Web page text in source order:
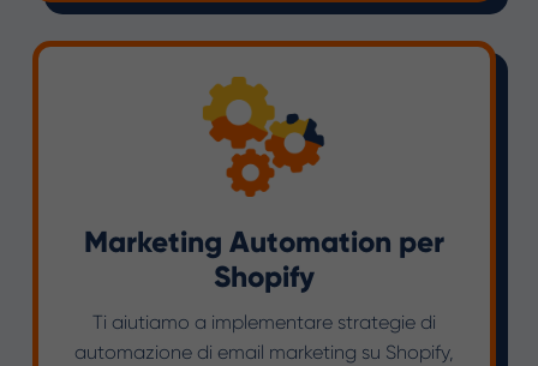
Marketing Automation per
Shopify
Ti aiutiamo a implementare strategie di
automazione di email marketing su Shopify,